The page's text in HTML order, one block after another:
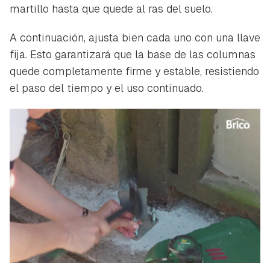
Guardar como favorito
Para poder guardar como favorito, primero has de
iniciar sesión con tu cuenta de Hogarmanía.
INICIAR SESIÓN CANCELAR
martillo hasta que quede al ras del suelo.
A continuación, ajusta bien cada uno con una llave
fija. Esto garantizará que la base de las columnas
quede completamente firme y estable, resistiendo
el paso del tiempo y el uso continuado.
Contenido enviado
Gracias por suscribirte a nuestro boletín.
ACEPTAR